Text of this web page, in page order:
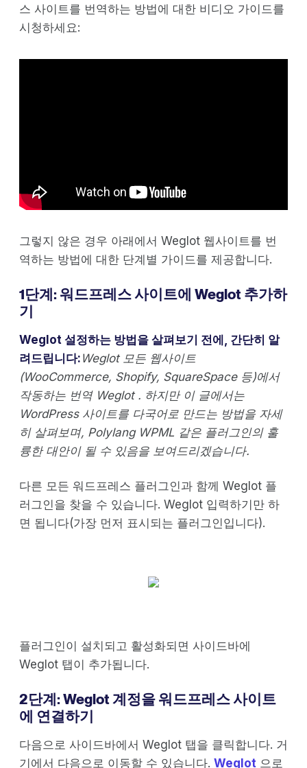
스 사이트를 번역하는 방법에 대한 비디오 가이드를
시청하세요:
그렇지 않은 경우 아래에서 Weglot 웹사이트를 번
역하는 방법에 대한 단계별 가이드를 제공합니다.
1단계: 워드프레스 사이트에 Weglot 추가하
기
Weglot 설정하는 방법을 살펴보기 전에, 간단히 알
려드립니다: Weglot 모든 웹사이트
(WooCommerce, Shopify, SquareSpace 등)에서
작동하는 번역 Weglot . 하지만 이 글에서는
WordPress 사이트를 다국어로 만드는 방법을 자세
히 살펴보며, Polylang WPML 같은 플러그인의 훌
륭한 대안이 될 수 있음을 보여드리겠습니다.
다른 모든 워드프레스 플러그인과 함께 Weglot 플
러그인을 찾을 수 있습니다. Weglot 입력하기만 하
면 됩니다(가장 먼저 표시되는 플러그인입니다).
플러그인이 설치되고 활성화되면 사이드바에
Weglot 탭이 추가됩니다.
2단계: Weglot 계정을 워드프레스 사이트
에 연결하기
다음으로 사이드바에서 Weglot 탭을 클릭합니다. 거
기에서 다음으로 이동할 수 있습니다. Weglot 으로